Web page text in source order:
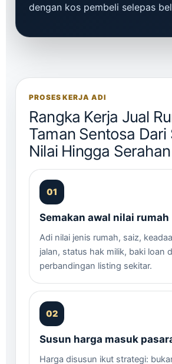
dengan kos pembeli selepas
PROSES KERJA ADI
Rangka Kerja Jual
Taman Sentosa Dari
Nilai Hingga
Semakan awal nilai rumah
Adi nilai jenis rumah, saiz,
jalan, status hak milik, baki loan
perbandingan listing sekitar.
Susun harga masuk
Harga disusun ikut strategi: